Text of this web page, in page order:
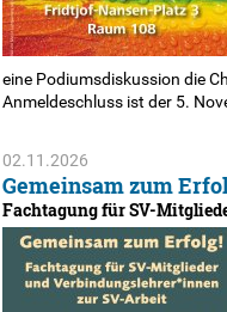
eine Podiumsdiskussion die
Anmeldeschluss ist der 5.
02.11.2026
Gemeinsam zum
Fachtagung für SV-